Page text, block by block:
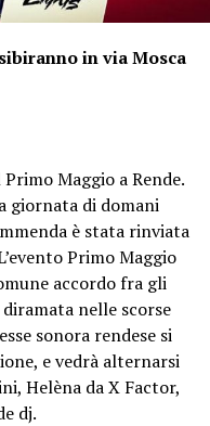
in via Mosca
Maggio a Rende.
giornata di domani
è stata rinviata
Primo Maggio
accordo fra gli
nelle scorse
sonora rendese si
e vedrà alternarsi
Helèna da X Factor,
dj.